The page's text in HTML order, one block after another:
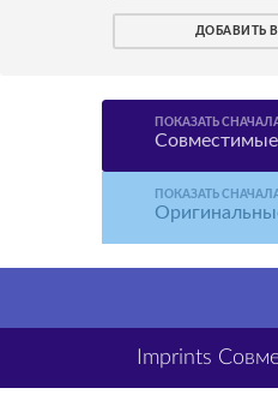
ДОБАВИТЬ
ПОКАЗАТЬ
ПОКАЗАТЬ
Imprints